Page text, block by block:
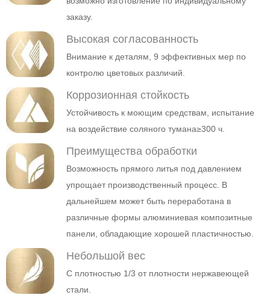
заказу.
Высокая согласованность
Внимание к деталям, 9 эффективных мер по
контролю цветовых различий.
Коррозионная стойкость
Устойчивость к моющим средствам, испытание
на воздействие соляного тумана≥300 ч.
Преимущества обработки
Возможность прямого литья под давлением
упрощает производственный процесс. В
дальнейшем может быть переработана в
различные формы алюминиевая композитные
панели, обладающие хорошей пластичностью.
Небольшой вес
С плотностью 1/3 от плотности нержавеющей
стали.